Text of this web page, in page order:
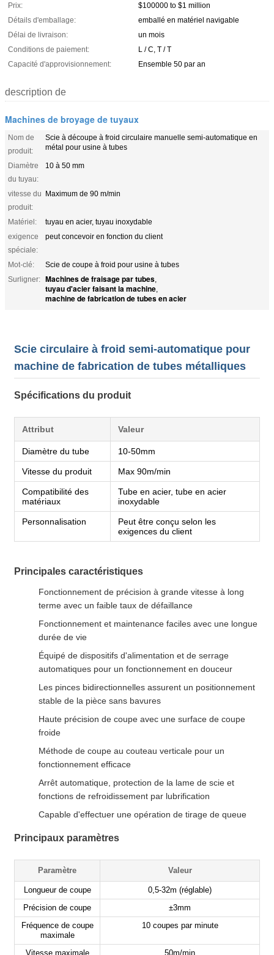
Prix:
$100000 to $1 million
Détails d'emballage:
emballé en matériel navigable
Délai de livraison:
un mois
Conditions de paiement:
L / C, T / T
Capacité d'approvisionnement:
Ensemble 50 par an
description de
Machines de broyage de tuyaux
Nom de
produit:
Scie à découpe à froid circulaire manuelle semi-automatique en
métal pour usine à tubes
Diamètre
du tuyau:
10 à 50 mm
vitesse du
produit:
Maximum de 90 m/min
Matériel:
tuyau en acier, tuyau inoxydable
exigence
spéciale:
peut concevoir en fonction du client
Mot-clé:
Scie de coupe à froid pour usine à tubes
Surligner: Machines de fraisage par tubes,
tuyau d'acier faisant la machine,
machine de fabrication de tubes en acier
Scie circulaire à froid semi-automatique pour
machine de fabrication de tubes métalliques
Spécifications du produit
Attribut Valeur
Diamètre du tube 10-50mm
Vitesse du produit Max 90m/min
Compatibilité des
matériaux
Tube en acier, tube en acier
inoxydable
Personnalisation
Peut être conçu selon les
exigences du client
Principales caractéristiques
Fonctionnement de précision à grande vitesse à long
terme avec un faible taux de défaillance
Fonctionnement et maintenance faciles avec une longue
durée de vie
Équipé de dispositifs d'alimentation et de serrage
automatiques pour un fonctionnement en douceur
Les pinces bidirectionnelles assurent un positionnement
stable de la pièce sans bavures
Haute précision de coupe avec une surface de coupe
froide
Méthode de coupe au couteau verticale pour un
fonctionnement efficace
Arrêt automatique, protection de la lame de scie et
fonctions de refroidissement par lubrification
Capable d'effectuer une opération de tirage de queue
Principaux paramètres
Paramètre Valeur
Longueur de coupe
0,5-32m (réglable)
Précision de coupe
±3mm
Fréquence de coupe
maximale
10 coupes par minute
Vitesse maximale 50m/min